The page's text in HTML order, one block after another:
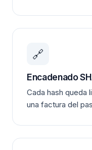
🔗
Encadenado
Cada hash queda
una factura del